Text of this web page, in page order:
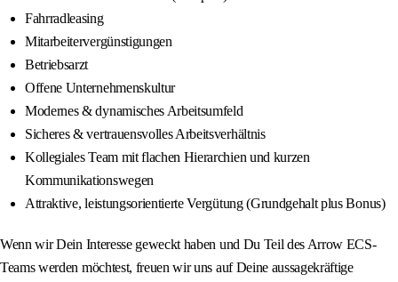
Fahrradleasing
Mitarbeitervergünstigungen
Betriebsarzt
Offene Unternehmenskultur
Modernes & dynamisches Arbeitsumfeld
Sicheres & vertrauensvolles Arbeitsverhältnis
Kollegiales Team mit flachen Hierarchien und kurzen
Kommunikationswegen
Attraktive, leistungsorientierte Vergütung (Grundgehalt plus Bonus)
Wenn wir Dein Interesse geweckt haben und Du Teil des Arrow ECS-
Teams werden möchtest, freuen wir uns auf Deine aussagekräftige